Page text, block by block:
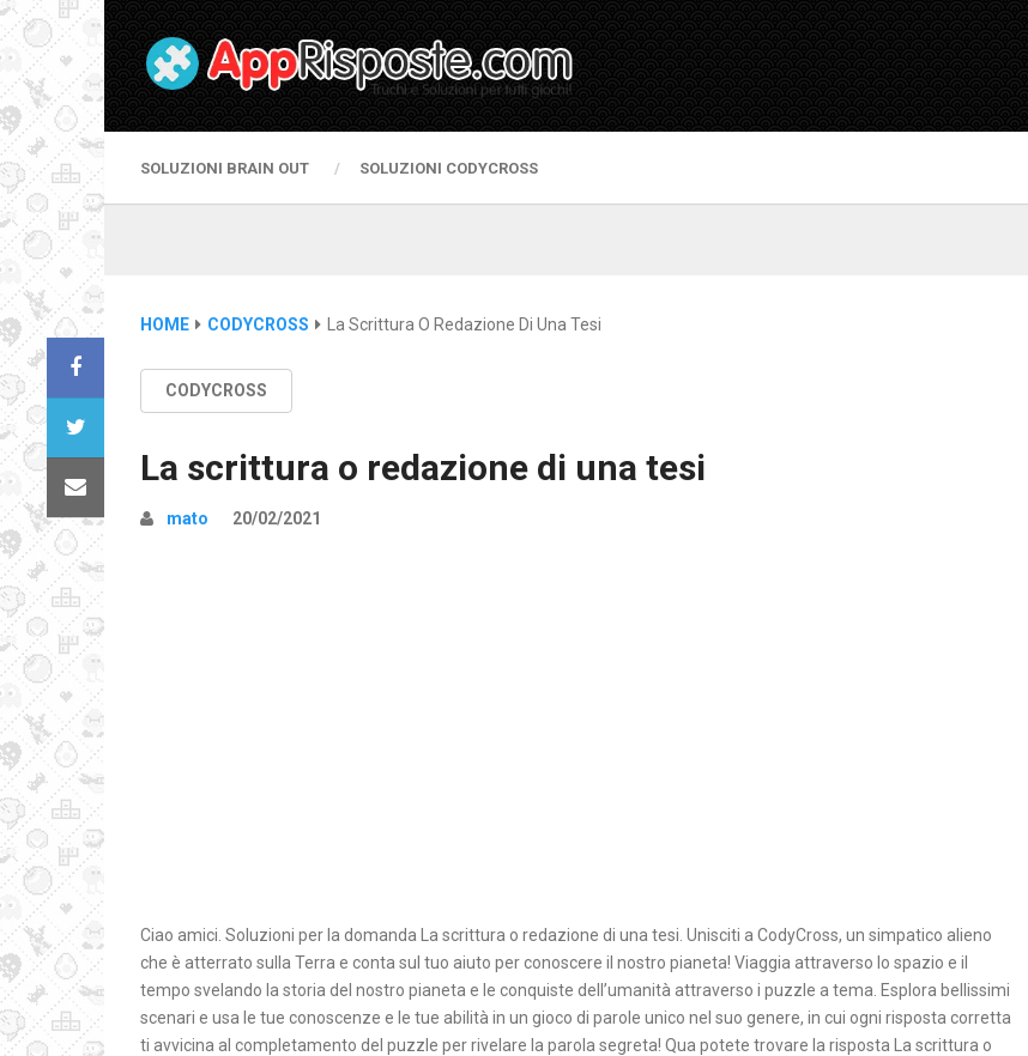
SOLUZIONI BRAIN OUT SOLUZIONI CODYCROSS
HOME CODYCROSS La Scrittura O Redazione Di Una Tesi
CODYCROSS
La scrittura o redazione di una tesi
mato 20/02/2021
Ciao amici. Soluzioni per la domanda La scrittura o redazione di una tesi. Unisciti a CodyCross, un simpatico alieno
che è atterrato sulla Terra e conta sul tuo aiuto per conoscere il nostro pianeta! Viaggia attraverso lo spazio e il
tempo svelando la storia del nostro pianeta e le conquiste dell’umanità attraverso i puzzle a tema. Esplora bellissimi
scenari e usa le tue conoscenze e le tue abilità in un gioco di parole unico nel suo genere, in cui ogni risposta corretta
ti avvicina al completamento del puzzle per rivelare la parola segreta! Qua potete trovare la risposta La scrittura o